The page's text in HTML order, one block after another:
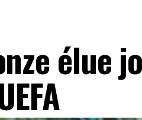
élue